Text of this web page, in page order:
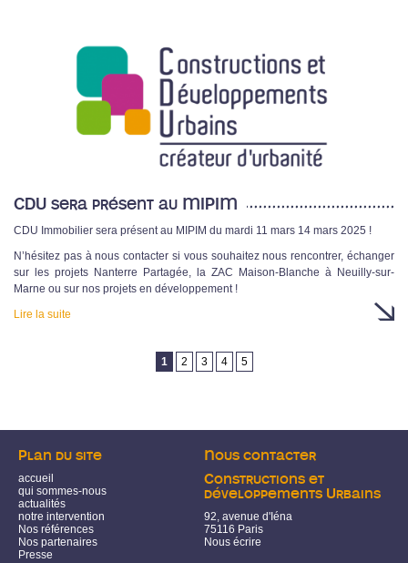
CDU sera présent au MIPIM
CDU Immobilier sera présent au MIPIM du mardi 11 mars 14 mars 2025 !
N’hésitez pas à nous contacter si vous souhaitez nous rencontrer, échanger
sur les projets Nanterre Partagée, la ZAC Maison-Blanche à Neuilly-sur-
Marne ou sur nos projets en développement !
Lire la suite
1 2 3 4 5
Plan du site
accueil
qui sommes-nous
actualités
notre intervention
Nos références
Nos partenaires
Presse
Nous contacter
Constructions et
développements Urbains
92, avenue d'Iéna
75116 Paris
Nous écrire